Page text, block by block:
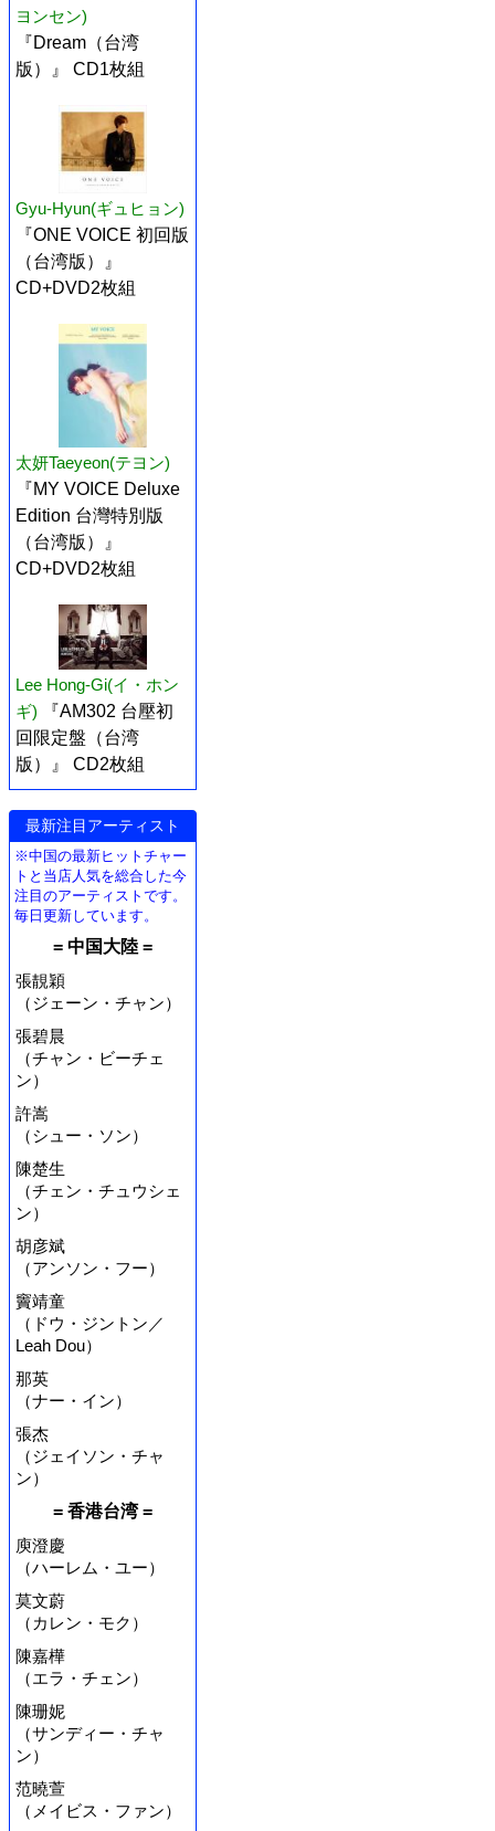
ヨンセン)
『Dream（台湾
版）』 CD1枚組
Gyu-Hyun(ギュヒョン)
『ONE VOICE 初回版
（台湾版）』
CD+DVD2枚組
太妍Taeyeon(テヨン)
『MY VOICE Deluxe
Edition 台灣特別版
（台湾版）』
CD+DVD2枚組
Lee Hong-Gi(イ・ホン
ギ)
『AM302 台壓初
回限定盤（台湾
版）』 CD2枚組
最新注目アーティスト
※中国の最新ヒットチャー
トと当店人気を総合した今
注目のアーティストです。
毎日更新しています。
= 中国大陸 =
張靚穎
（ジェーン・チャン）
張碧晨
（チャン・ビーチェ
ン）
許嵩
（シュー・ソン）
陳楚生
（チェン・チュウシェ
ン）
胡彦斌
（アンソン・フー）
竇靖童
（ドウ・ジントン／
Leah Dou）
那英
（ナー・イン）
張杰
（ジェイソン・チャ
ン）
= 香港台湾 =
庾澄慶
（ハーレム・ユー）
莫文蔚
（カレン・モク）
陳嘉樺
（エラ・チェン）
陳珊妮
（サンディー・チャ
ン）
范曉萱
（メイビス・ファン）